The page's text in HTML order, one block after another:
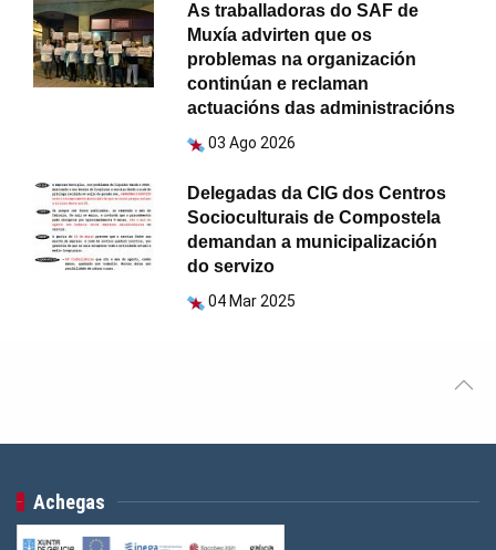
As traballadoras do SAF de
Muxía advirten que os
problemas na organización
continúan e reclaman
actuacións das administracións
03 Ago 2026
Delegadas da CIG dos Centros
Socioculturais de Compostela
demandan a municipalización
do servizo
04 Mar 2025
Achegas